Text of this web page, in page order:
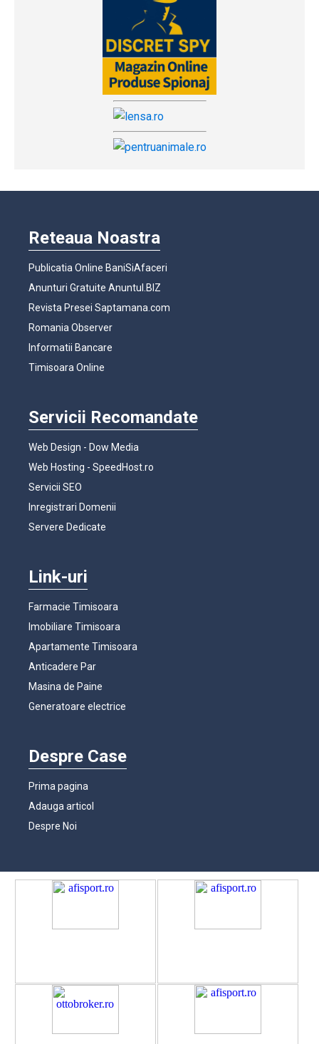
Reteaua Noastra
Publicatia Online BaniSiAfaceri
Anunturi Gratuite Anuntul.BIZ
Revista Presei Saptamana.com
Romania Observer
Informatii Bancare
Timisoara Online
Servicii Recomandate
Web Design - Dow Media
Web Hosting - SpeedHost.ro
Servicii SEO
Inregistrari Domenii
Servere Dedicate
Link-uri
Farmacie Timisoara
Imobiliare Timisoara
Apartamente Timisoara
Anticadere Par
Masina de Paine
Generatoare electrice
Despre Case
Prima pagina
Adauga articol
Despre Noi